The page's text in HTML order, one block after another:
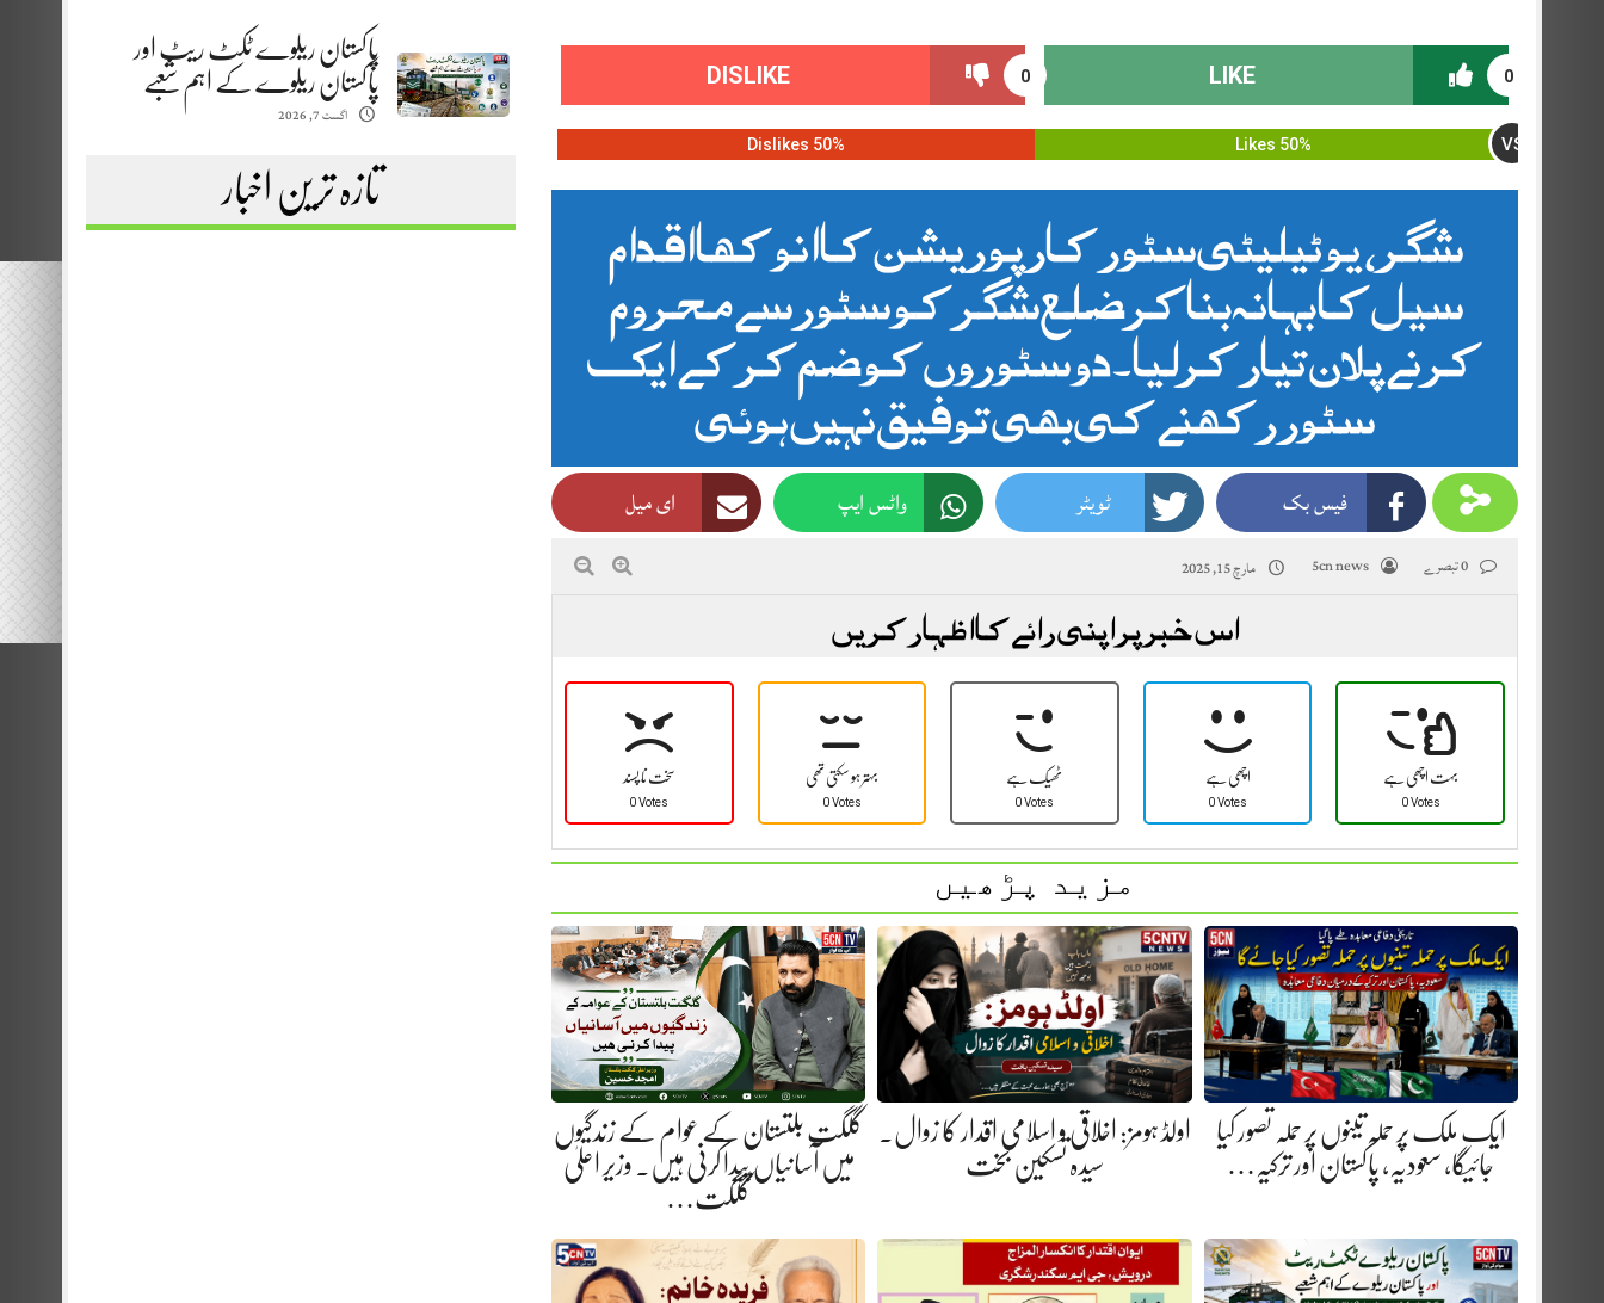
پاکستان ریلوے ٹکٹ ریٹ اور
پاکستان ریلوے کے اہم شعبے
اگست 7, 2026
تازہ ترین اخبار
0
LIKE
0
DISLIKE
50% Likes VS
50% Dislikes
شگر، یوٹیلیٹی سٹور کارپوریشن کا انوکھا اقدام
سیل کا بہانہ بناکر ضلع شگر کو سٹور سے محروم
کرنے پلان تیار کرلیا ۔ دو سٹوروں کو ضم کرکے ایک
سٹور رکھنے کی بھی توفیق نہیں ہوئی
فیس بک ٹویٹر واٹس ایپ ای میل
5cn news مارچ 15, 2025
اس خبر پر اپنی رائے کا اظہار کریں
سخت نا پسند
0 Votes
بہتر ہو سکتی تھی
0 Votes
ٹھیک ہے
0 Votes
اچھی ہے
0 Votes
بہت اچھی ہے
0 Votes
مزید پڑھیں
ایک ملک پر حملہ تینوں پر حملہ تصور کیا
جائیگا، سعودیہ، پاکستان اور ترکیہ…
اولڈ ہومز: اخلاقی و اسلامی اقدار کا زوال.
سیدہ تسکین بخت
گلگت بلتستان کے عوام کے زندگیوں
میں آسانیاں پیدا کرنی ہیں. وزیر اعلیٰ
گلگت…